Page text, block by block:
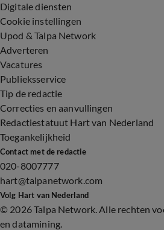
Digitale diensten
Cookie instellingen
Upod & Talpa Network
Adverteren
Vacatures
Publieksservice
Tip de redactie
Correcties en aanvullingen
Redactiestatuut Hart van Nederland
Toegankelijkheid
Contact met de redactie
020-8007777
hart@talpanetwork.com
Volg Hart van Nederland
© 2026 Talpa Network. Alle rechten
en datamining.